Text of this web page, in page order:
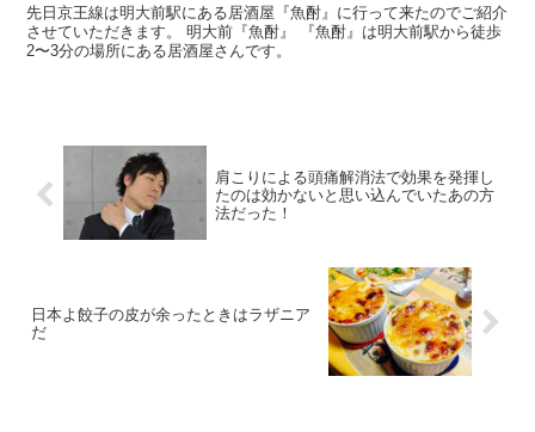
先日京王線は明大前駅にある居酒屋『魚酎』に行って来たのでご紹介
させていただきます。 明大前『魚酎』 『魚酎』は明大前駅から徒歩
2〜3分の場所にある居酒屋さんです。
肩こりによる頭痛解消法で効果を発揮し
たのは効かないと思い込んでいたあの方
法だった！
日本よ餃子の皮が余ったときはラザニア
だ